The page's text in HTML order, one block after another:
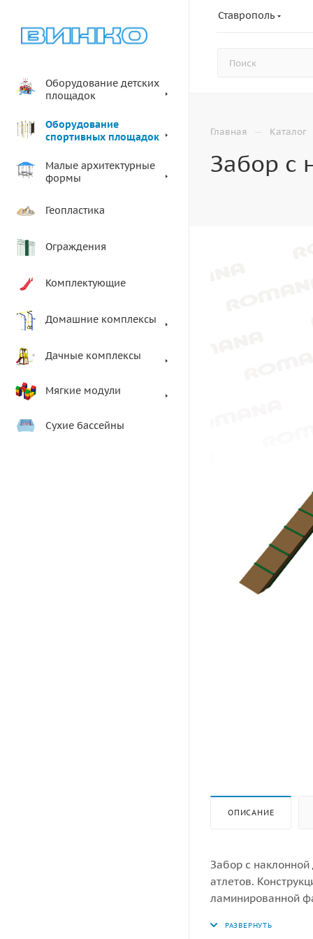
Ставрополь
Оборудование детских
площадок
Оборудование
спортивных площадок
Малые архитектурные
формы
Геопластика
Ограждения
Комплектующие
Домашние комплексы
Дачные комплексы
Мягкие модули
Сухие бассейны
Главная — Каталог
Забор с
ОПИСАНИЕ
Забор с
атлетов.
ламинированной
комплекс. Он